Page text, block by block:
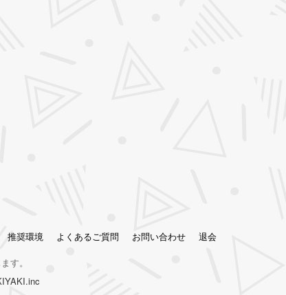
推奨環境 よくあるご質問 お問い合わせ
退会
す。